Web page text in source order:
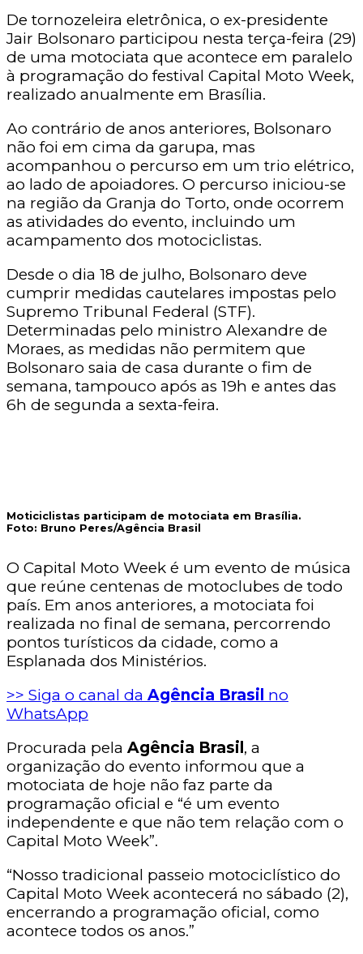
De tornozeleira eletrônica, o ex-presidente
Jair Bolsonaro participou nesta terça-feira (29)
de uma motociata que acontece em paralelo
à programação do festival Capital Moto Week,
realizado anualmente em Brasília.
Ao contrário de anos anteriores, Bolsonaro
não foi em cima da garupa, mas
acompanhou o percurso em um trio elétrico,
ao lado de apoiadores. O percurso iniciou-se
na região da Granja do Torto, onde ocorrem
as atividades do evento, incluindo um
acampamento dos motociclistas.
Desde o dia 18 de julho, Bolsonaro deve
cumprir medidas cautelares impostas pelo
Supremo Tribunal Federal (STF).
Determinadas pelo ministro Alexandre de
Moraes, as medidas não permitem que
Bolsonaro saia de casa durante o fim de
semana, tampouco após as 19h e antes das
6h de segunda a sexta-feira.
Moticiclistas participam de motociata em Brasília.
Foto: Bruno Peres/Agência Brasil
O Capital Moto Week é um evento de música
que reúne centenas de motoclubes de todo
país. Em anos anteriores, a motociata foi
realizada no final de semana, percorrendo
pontos turísticos da cidade, como a
Esplanada dos Ministérios.
>> Siga o canal da Agência Brasil no
WhatsApp
Procurada pela Agência Brasil , a
organização do evento informou que a
motociata de hoje não faz parte da
programação oficial e “é um evento
independente e que não tem relação com o
Capital Moto Week”.
“Nosso tradicional passeio motociclístico do
Capital Moto Week acontecerá no sábado (2),
encerrando a programação oficial, como
acontece todos os anos.”